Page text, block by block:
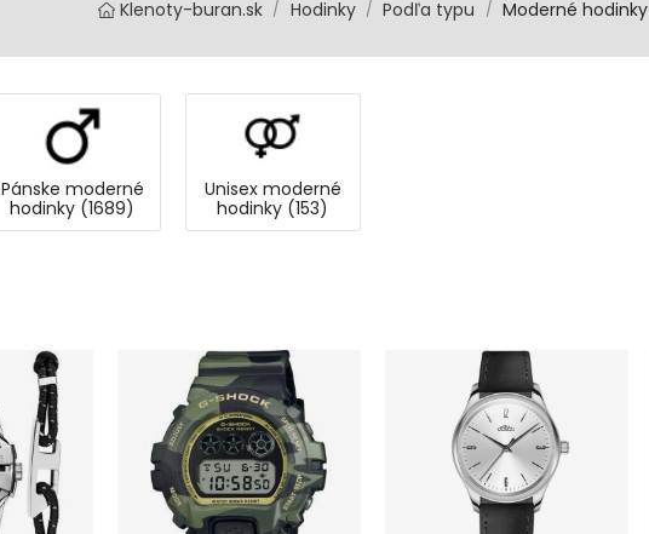
Klenoty-buran.sk / Hodinky / Podľa typu / Moderné hodinky
Pánske moderné
hodinky (1689)
Unisex moderné
hodinky (153)